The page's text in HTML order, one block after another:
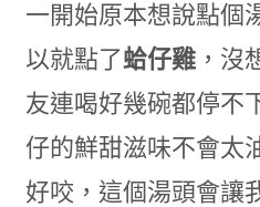
一開始原本想說點個
以就點了蛤仔雞，沒
友連喝好幾碗都停不
仔的鮮甜滋味不會太
好咬，這個湯頭會讓